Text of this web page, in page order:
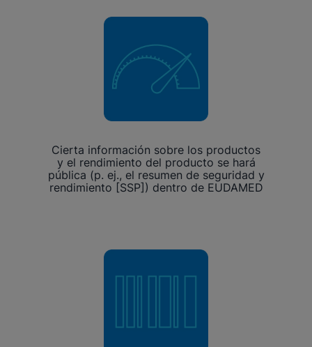
Cierta información sobre los productos
y el rendimiento del producto se hará
pública (p. ej., el resumen de seguridad y
rendimiento [SSP]) dentro de EUDAMED